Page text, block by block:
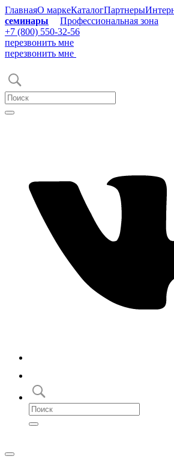
ГлавнаяО маркеКаталогПартнеры
семинары
Профессиональная зона
+7 (800) 550-32-56
перезвонить мне
перезвонить мне